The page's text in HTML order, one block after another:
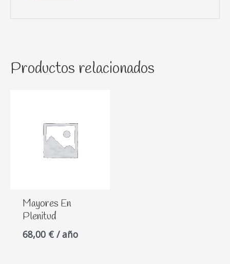
Productos relacionados
Mayores En
Plenitud
68,00 € / año